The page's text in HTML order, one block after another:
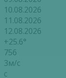
10.08.2026
11.08.2026
12.08.2026
+25.6°
756
3м/с
с